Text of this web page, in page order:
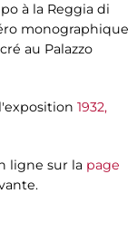
à la Reggia di
monographique
au Palazzo
1932,
ligne sur la page